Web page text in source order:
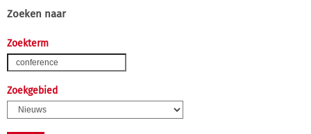
Zoeken naar
Zoekterm
Zoekgebied